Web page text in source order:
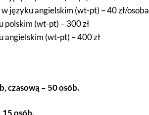
języku angielskim (wt-pt) – 40 zł/osoba
polskim (wt-pt) – 300 zł
angielskim (wt-pt) – 400 zł
czasową – 50 osób.